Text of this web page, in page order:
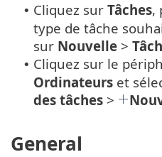
• Cliquez sur Tâches,
type de tâche
sur Nouvelle >
• Cliquez sur le
Ordinateurs et
des tâches >
General